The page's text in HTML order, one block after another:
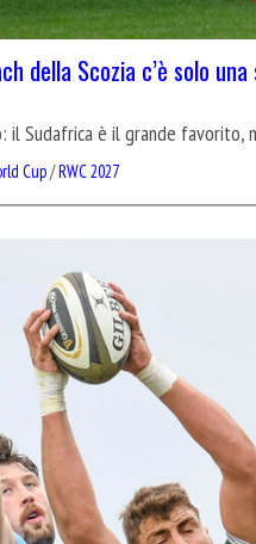
della Scozia c’è solo
il Sudafrica è il grande favorito,
Cup/RWC 2027